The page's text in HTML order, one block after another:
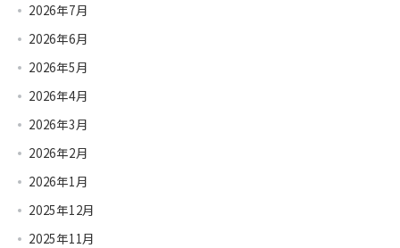
2026年7月
2026年6月
2026年5月
2026年4月
2026年3月
2026年2月
2026年1月
2025年12月
2025年11月